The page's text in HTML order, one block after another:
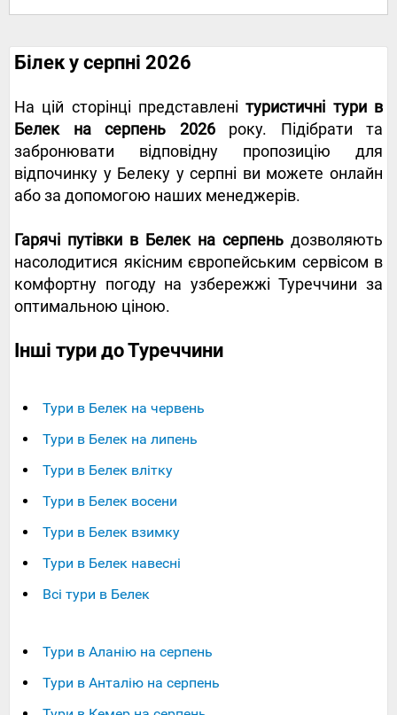
Білек у серпні 2026
На цій сторінці представленітуристичні тури в
Белек на серпень 2026року. Підібрати та
забронювати відповідну пропозицію для
відпочинку у Белеку у серпні ви можете онлайн
або за допомогою наших менеджерів.
Гарячі путівки в Белек на серпень дозволяють
насолодитися якісним європейським сервісом в
комфортну погоду на узбережжі Туреччини за
оптимальною ціною.
Інші тури до Туреччини
Тури в Белек на червень
Тури в Белек на липень
Тури в Белек влітку
Тури в Белек восени
Тури в Белек взимку
Тури в Белек навесні
Всі тури в Белек
Тури в Аланію на серпень
Тури в Анталію на серпень